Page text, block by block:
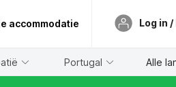
accommodatie Log in
Portugal Alle